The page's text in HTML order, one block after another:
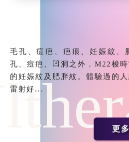
毛孔、痘疤、疤痕、妊娠紋、
孔、痘疤、凹洞之外，M22梭
的妊娠紋及肥胖紋。體驗過的
雷射好...
更